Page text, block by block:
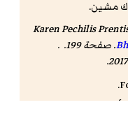
Karen Pechilis
. Oxford University Press. صفحة 199. .